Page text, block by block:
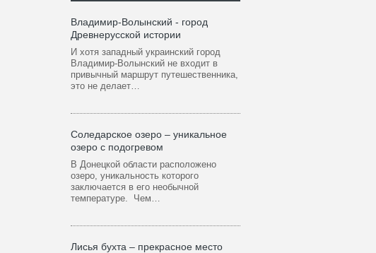
Владимир-Волынский - город
Древнерусской истории
И хотя западный украинский город
Владимир-Волынский не входит в
привычный маршрут путешественника,
это не делает…
Соледарское озеро – уникальное
озеро с подогревом
В Донецкой области расположено
озеро, уникальность которого
заключается в его необычной
температуре. Чем…
Лисья бухта – прекрасное место